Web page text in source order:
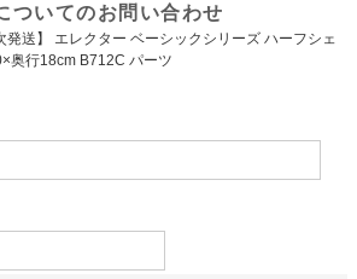
ついてのお問い合わせ
発送】 エレクター ベーシックシリーズ ハーフシェ
奥行18cm B712C パーツ